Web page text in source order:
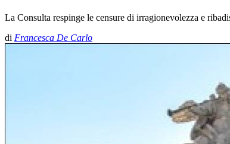
La Consulta respinge le censure di irragionevolezza e
di Francesca De Carlo